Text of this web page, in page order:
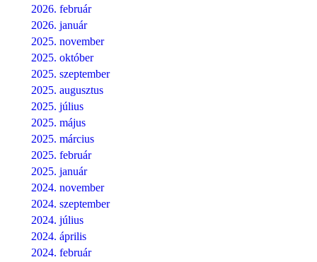
2026. február
2026. január
2025. november
2025. október
2025. szeptember
2025. augusztus
2025. július
2025. május
2025. március
2025. február
2025. január
2024. november
2024. szeptember
2024. július
2024. április
2024. február